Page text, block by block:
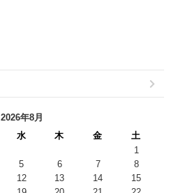
2026年8月
水 木 金
土
1
5 6 7
8
12 13 14
15